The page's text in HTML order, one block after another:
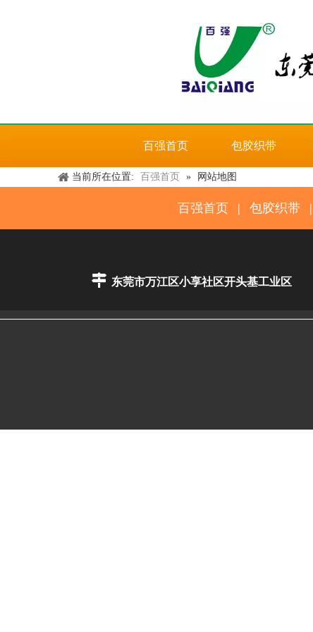
百强首页 包胶织带
当前所在位置: 百强首页 » 网站地图
百强首页 | 包胶织带 |
 东莞市万江区小享社区开头基工业区